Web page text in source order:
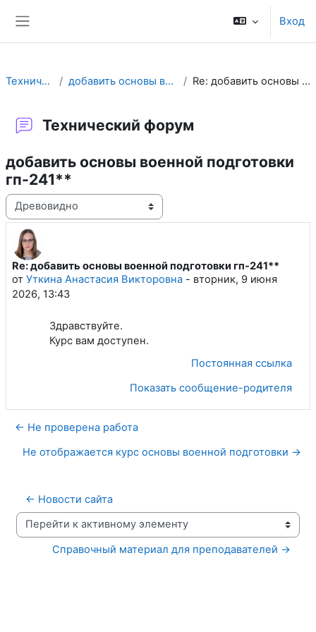
Вход
Технический форум добавить основы военной подготовки гп-241** Re: добавить основы военной подготовки гп-241**
Технический форум
добавить основы военной подготовки
гп-241**
Режим отображения
Re: добавить основы военной подготовки гп-241**
от Уткина Анастасия Викторовна - вторник, 9 июня
2026, 13:43
Количество ответов: 0
Здравствуйте.
Курс вам доступен.
Постоянная ссылка
Показать сообщение-родителя
← Не проверена работа
Не отображается курс основы военной подготовки →
← Новости сайта
Перейти к активному элементу
Справочный материал для преподавателей →